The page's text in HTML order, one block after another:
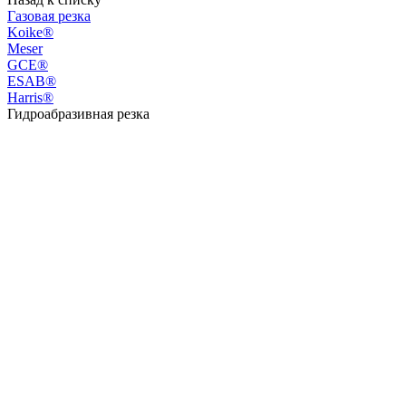
Газовая резка
Koike®
Meser
GCE®
ESAB®
Harris®
Гидроабразивная резка